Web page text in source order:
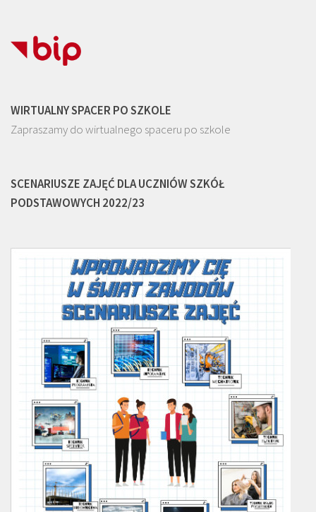
WIRTUALNY SPACER PO SZKOLE
Zapraszamy do wirtualnego spaceru po szkole
SCENARIUSZE ZAJĘĆ DLA UCZNIÓW SZKÓŁ
PODSTAWOWYCH 2022/23